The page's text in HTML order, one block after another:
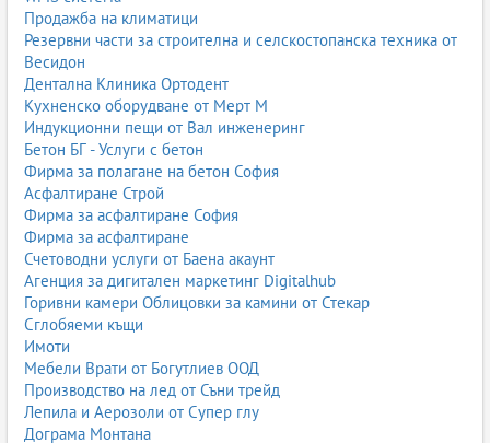
Продажба на климатици
Резервни части за строителна и селскостопанска техника от
Весидон
Дентална Клиника Ортодент
Кухненско оборудване от Мерт М
Индукционни пещи от Вал инженеринг
Бетон БГ - Услуги с бетон
Фирма за полагане на бетон София
Асфалтиране Строй
Фирма за асфалтиране София
Фирма за асфалтиране
Счетоводни услуги от Баена акаунт
Агенция за дигитален маркетинг Digitalhub
Горивни камери Облицовки за камини от Стекар
Сглобяеми къщи
Имоти
Мебели Врати от Богутлиев ООД
Производство на лед от Съни трейд
Лепила и Аерозоли от Супер глу
Дограма Монтана